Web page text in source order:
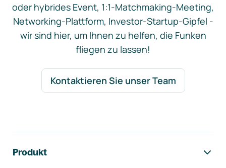
oder hybrides Event, 1:1-Matchmaking-Meeting,
Networking-Plattform, Investor-Startup-Gipfel -
wir sind hier, um Ihnen zu helfen, die Funken
fliegen zu lassen!
Kontaktieren Sie unser Team
Produkt